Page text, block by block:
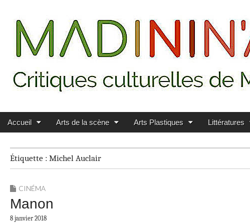
MADININ'ART
Main menu
Skip to content
Accueil Arts de la scène Arts Plastiques Littératures
Étiquette : Michel Auclair
CINÉMA
Manon
8 janvier 2018